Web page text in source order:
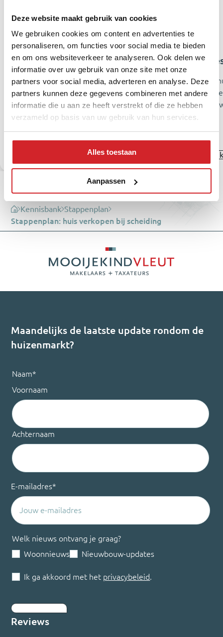
Deze website maakt gebruik van cookies
We gebruiken cookies om content en advertenties te
personaliseren, om functies voor social media te bieden
en om ons websiteverkeer te analyseren. Ook delen we
informatie over uw gebruik van onze site met onze
partners voor social media, adverteren en analyse. Deze
partners kunnen deze gegevens combineren met andere
informatie die u aan ze heeft verstrekt of die ze hebben
verzameld op basis van uw gebruik van hun services.
Alles toestaan
Aanpassen
Stappenplan: huis verkopen bij
scheiding
U kocht samen een huis. Nu gaat u uit
elkaar. Dat is spijtig. Een open deur, maar:
er komt veel…
Een
het
flink
Kennisbank Stappenplan
Stappenplan: huis verkopen bij scheiding
Maandelijks de laatste update rondom de
huizenmarkt?
Naam*
Voornaam
Achternaam
E-mailadres*
Welk nieuws ontvang je graag?
Woonnieuws
Nieuwbouw-updates
Ik ga akkoord met het privacybeleid.
Reviews